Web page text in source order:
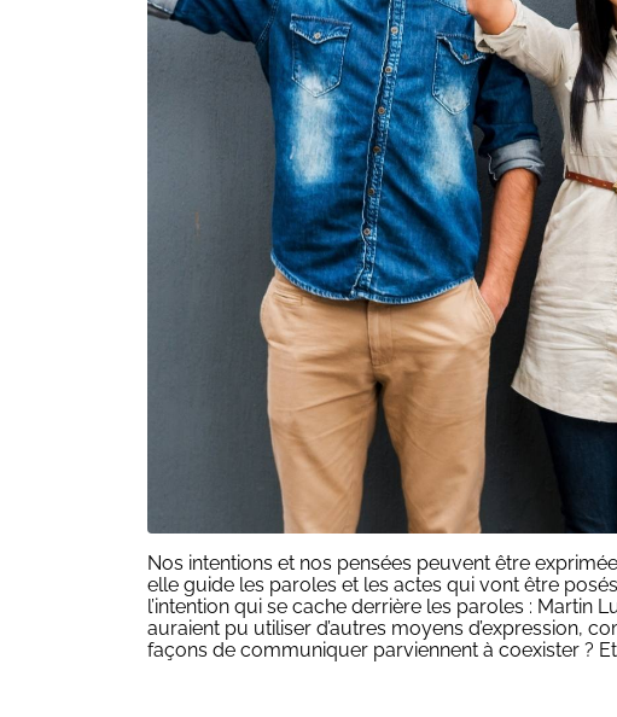
Nos intentions et nos pensées peuvent être
elle guide les paroles et les actes qui vont être
l’intention qui se cache derrière les paroles : Martin
auraient pu utiliser d’autres moyens d’expression,
façons de communiquer parviennent à coexister ?